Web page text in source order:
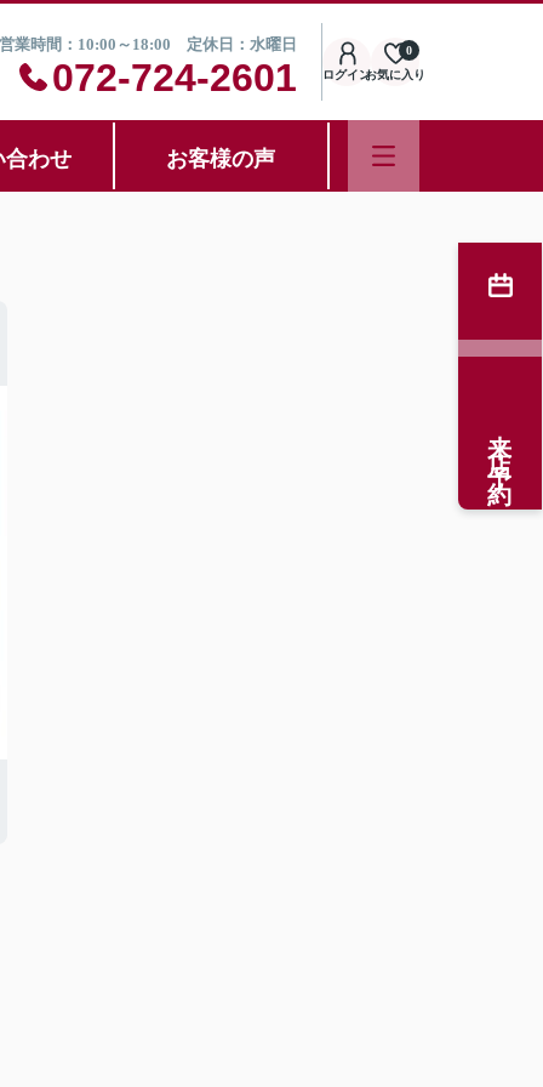
営業時間：10:00～18:00 定休日：水曜日
072-724-2601 ログインお気に入り
0
合わせ お客様の声
来店予約